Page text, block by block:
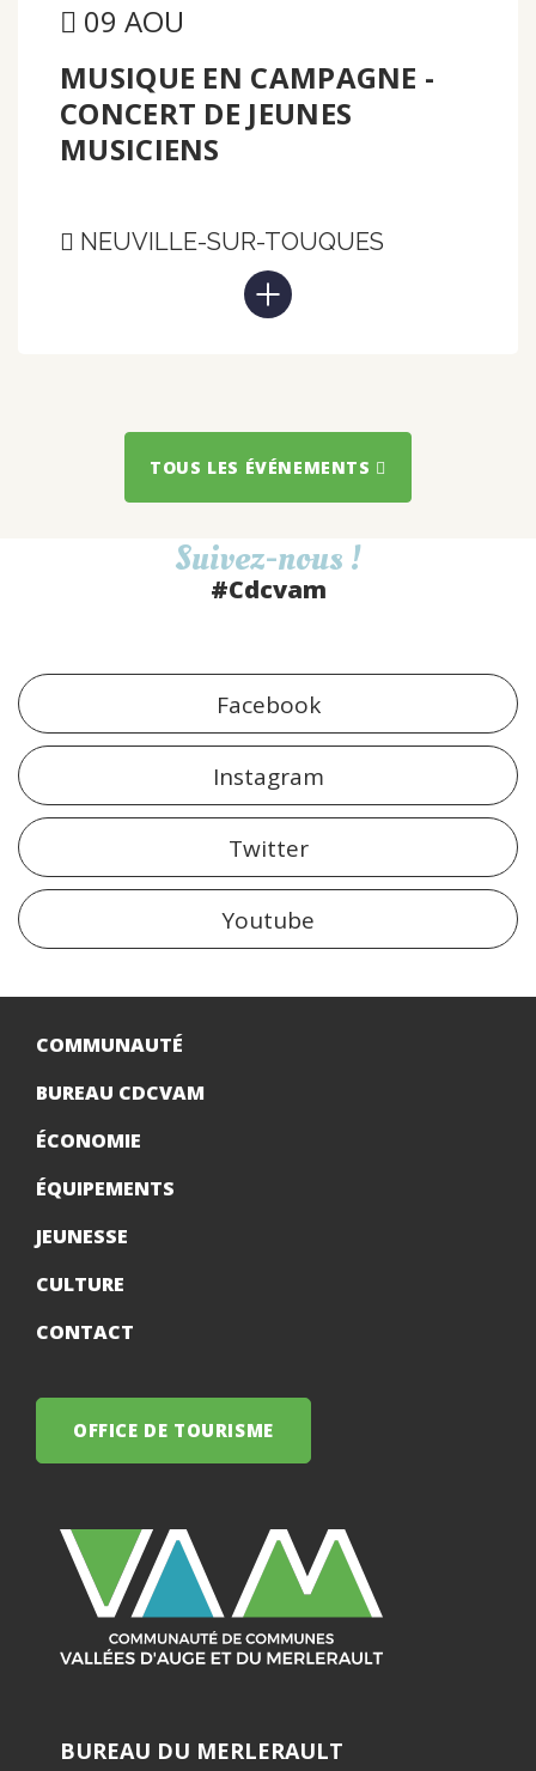
09 AOU
MUSIQUE EN CAMPAGNE -
CONCERT DE JEUNES
MUSICIENS
NEUVILLE-SUR-TOUQUES
TOUS LES ÉVÉNEMENTS
Suivez-nous !
#Cdcvam
Facebook
Instagram
Twitter
Youtube
COMMUNAUTÉ
BUREAU CDCVAM
ÉCONOMIE
ÉQUIPEMENTS
JEUNESSE
CULTURE
CONTACT
OFFICE DE TOURISME
BUREAU DU MERLERAULT